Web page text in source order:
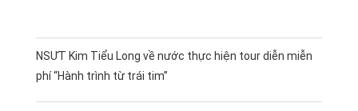
NSƯT Kim Tiểu Long về nước thực hiện tour diễn miễn
phí “Hành trình từ trái tim”